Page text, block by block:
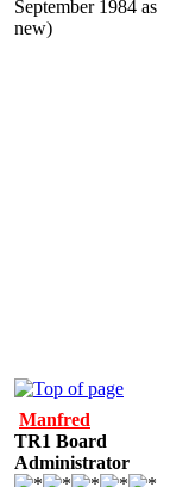
September 1984 as
new)
Manfred
TR1 Board
Administrator